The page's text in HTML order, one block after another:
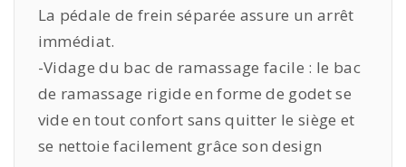
La pédale de frein séparée assure un arrêt
immédiat.
-Vidage du bac de ramassage facile : le bac
de ramassage rigide en forme de godet se
vide en tout confort sans quitter le siège et
se nettoie facilement grâce son design